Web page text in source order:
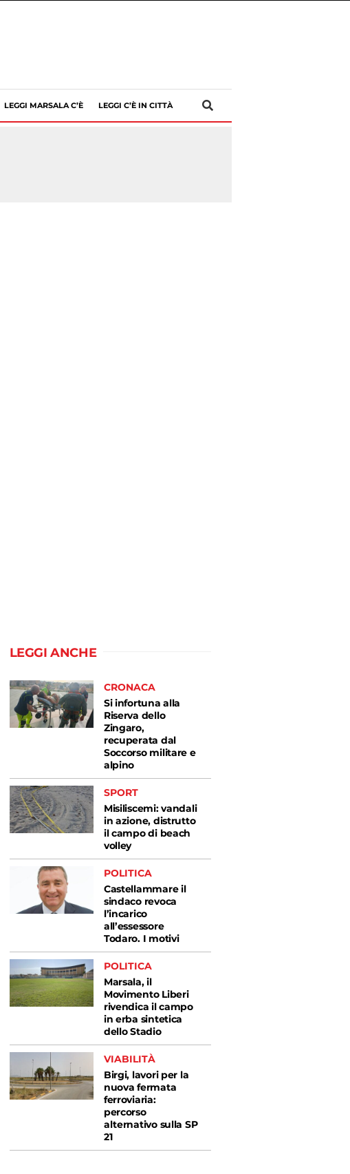
LEGGI MARSALA C’È LEGGI C’È IN CITTÀ
LEGGI ANCHE
CRONACA
Si infortuna alla
Riserva dello
Zingaro,
recuperata dal
Soccorso militare e
alpino
SPORT
Misiliscemi: vandali
in azione, distrutto
il campo di beach
volley
POLITICA
Castellammare il
sindaco revoca
l’incarico
all’essessore
Todaro. I motivi
POLITICA
Marsala, il
Movimento Liberi
rivendica il campo
in erba sintetica
dello Stadio
VIABILITÀ
Birgi, lavori per la
nuova fermata
ferroviaria:
percorso
alternativo sulla SP
21